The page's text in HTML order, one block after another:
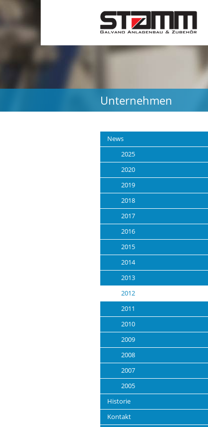
Unternehmen
News
2025
2020
2019
2018
2017
2016
2015
2014
2013
2012
2011
2010
2009
2008
2007
2005
Historie
Kontakt